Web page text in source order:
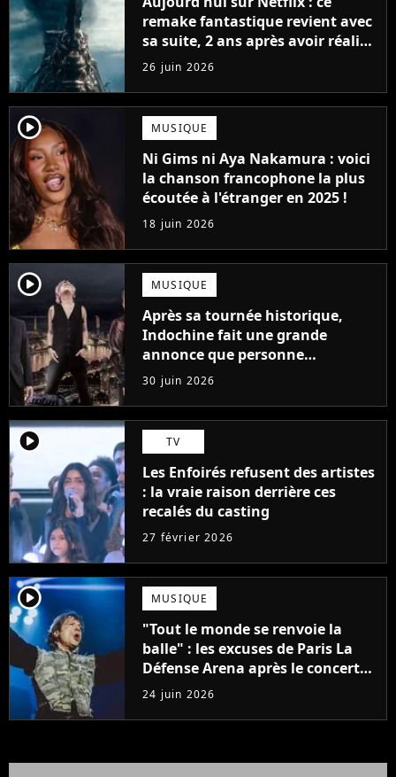
remake fantastique revient avec
sa suite, 2 ans après avoir réalisé
60 millions de vues et régné 6
semaines dans le Top 10
26 juin 2026
player2 MUSIQUE
Ni Gims ni Aya Nakamura : voici
la chanson francophone la plus
écoutée à l'étranger en 2025 !
18 juin 2026
player2 MUSIQUE
Après sa tournée historique,
Indochine fait une grande
annonce que personne
n'attendait
30 juin 2026
player2 TV
Les Enfoirés refusent des artistes
: la vraie raison derrière ces
recalés du casting
27 février 2026
player2 MUSIQUE
"Tout le monde se renvoie la
balle" : les excuses de Paris La
Défense Arena après le concert
interrompu d'Iron Maiden ne
passent pas
24 juin 2026